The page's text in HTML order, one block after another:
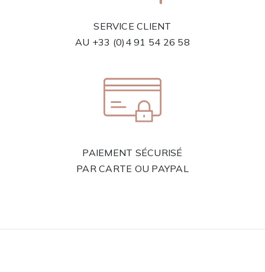
SERVICE CLIENT
AU +33 (0)4 91 54 26 58
PAIEMENT SÉCURISÉ
PAR CARTE OU PAYPAL